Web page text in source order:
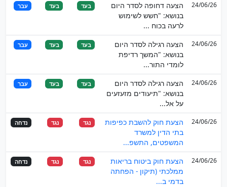
24/06/26
הצעה דחופה לסדר היום
בנושא: "חשש לשימוש
לרעה בכוח ...
בעד בעד עבר
24/06/26
הצעה רגילה לסדר היום
בנושא: "המשך רדיפת
לומדי התור...
בעד בעד עבר
24/06/26
הצעה רגילה לסדר היום
בנושא: "תיעודים מזעזעים
על אל...
בעד בעד עבר
24/06/26
הצעת חוק להשבת כפיפות
בתי הדין למשרד
המשפטים, התשפ...
נגד נגד נדחה
24/06/26
הצעת חוק ביטוח בריאות
ממלכתי (תיקון - הפחתה
בדמי ב...
נגד נגד נדחה